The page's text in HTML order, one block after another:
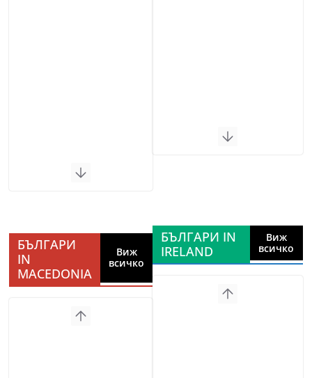
БЪЛГАРИ
IN
MACEDONIA
Виж
всичко
БЪЛГАРИ IN
IRELAND
Виж
всичко